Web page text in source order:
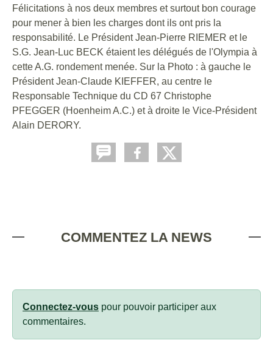
Félicitations à nos deux membres et surtout bon courage
pour mener à bien les charges dont ils ont pris la
responsabilité. Le Président Jean-Pierre RIEMER et le
S.G. Jean-Luc BECK étaient les délégués de l'Olympia à
cette A.G. rondement menée. Sur la Photo : à gauche le
Président Jean-Claude KIEFFER, au centre le
Responsable Technique du CD 67 Christophe
PFEGGER (Hoenheim A.C.) et à droite le Vice-Président
Alain DERORY.
COMMENTEZ LA NEWS
Connectez-vous pour pouvoir participer aux
commentaires.